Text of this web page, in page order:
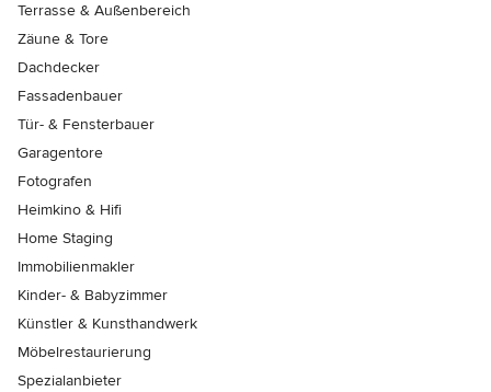
Terrasse & Außenbereich
Zäune & Tore
Dachdecker
Fassadenbauer
Tür- & Fensterbauer
Garagentore
Fotografen
Heimkino & Hifi
Home Staging
Immobilienmakler
Kinder- & Babyzimmer
Künstler & Kunsthandwerk
Möbelrestaurierung
Spezialanbieter